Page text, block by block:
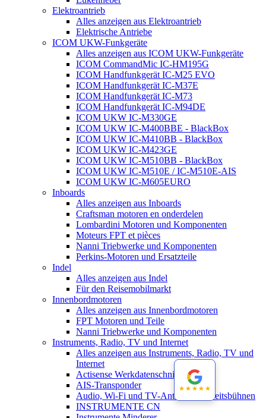
Elektroantrieb
Alles anzeigen aus Elektroantrieb
Elektrische Antriebe
ICOM UKW-Funkgeräte
Alles anzeigen aus ICOM UKW-Funkgeräte
ICOM CommandMic IC-HM195G
ICOM Handfunkgerät IC-M25 EVO
ICOM Handfunkgerät IC-M37E
ICOM Handfunkgerät IC-M73
ICOM Handfunkgerät IC-M94DE
ICOM UKW IC-M330GE
ICOM UKW IC-M400BBE - BlackBox
ICOM UKW IC-M410BB - BlackBox
ICOM UKW IC-M423GE
ICOM UKW IC-M510BB - BlackBox
ICOM UKW IC-M510E / IC-M510E-AIS
ICOM UKW IC-M605EURO
Inboards
Alles anzeigen aus Inboards
Craftsman motoren en onderdelen
Lombardini Motoren und Komponenten
Moteurs FPT et pièces
Nanni Triebwerke und Komponenten
Perkins-Motoren und Ersatzteile
Indel
Alles anzeigen aus Indel
Für den Reisemobilmarkt
Innenbordmotoren
Alles anzeigen aus Innenbordmotoren
FPT Motoren und Teile
Nanni Triebwerke und Komponenten
Instruments, Radio, TV und Internet
Alles anzeigen aus Instruments, Radio, TV und
Internet
Actisense Werkdatenschnitt
AIS-Transponder
Audio, Wi-Fi und TV-Antennen-Arbeitsbühnen
INSTRUMENTE CN
★★★★★
★★★★★